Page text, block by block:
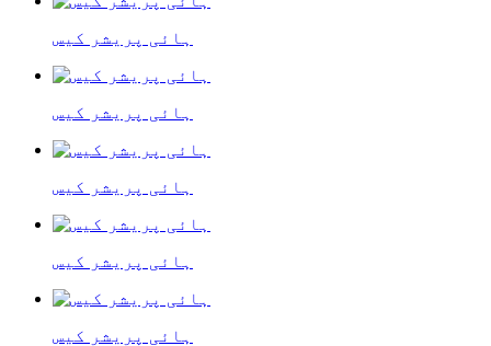
ہائی پریشر کیس
ہائی پریشر کیس
ہائی پریشر کیس
ہائی پریشر کیس
ہائی پریشر کیس